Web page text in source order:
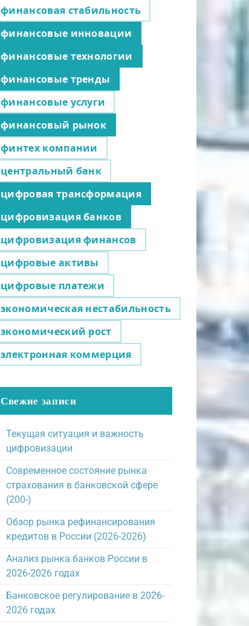
финансовая стабильность
финансовые инновации
финансовые технологии
финансовые тренды
финансовые услуги
финансовый рынок
финтех компании
центральный банк
цифровая трансформация
цифровизация банков
цифровизация финансов
цифровые активы
цифровые платежи
экономическая нестабильность
экономический рост
электронная коммерция
Свежие записи
Текущая ситуация и важность
цифровизации
Современное состояние рынка
страхования в банковской сфере
(200-)
Обзор рынка рефинансирования
кредитов в России (2026-2026)
Анализ рынка банков России в
2026-2026 годах
Банковское регулирование в 2026-
2026 годах